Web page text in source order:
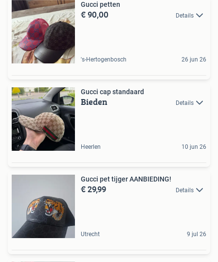
Gucci petten
€ 90,00 Details
's-Hertogenbosch 26 jun 26
Gucci cap standaard
Bieden Details
Heerlen 10 jun 26
Gucci pet tijger AANBIEDING!
€ 29,99 Details
Utrecht 9 jul 26